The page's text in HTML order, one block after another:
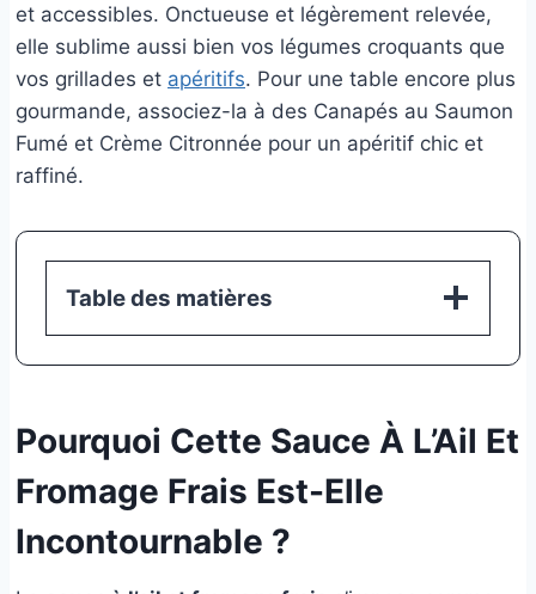
et accessibles. Onctueuse et légèrement relevée,
elle sublime aussi bien vos légumes croquants que
vos grillades et apéritifs. Pour une table encore plus
gourmande, associez-la à des Canapés au Saumon
Fumé et Crème Citronnée pour un apéritif chic et
raffiné.
Table des matières
Pourquoi Cette Sauce À L’Ail Et
Fromage Frais Est-Elle
Incontournable ?